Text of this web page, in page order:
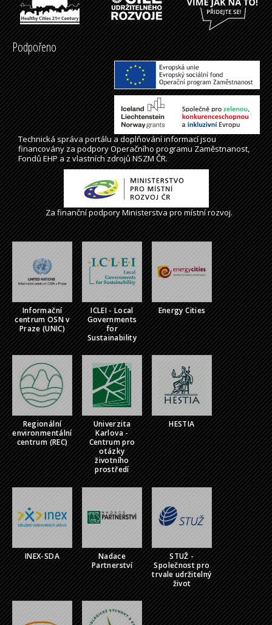
Podpořeno
Technická správaportálua doplňování informací jsou
financovány za podpory Operačního programu Zaměstnanost,
Fondů EHP a z vlastních zdrojů NSZM ČR.
Za finanční podpory Ministerstva pro místní rozvoj.
Informační
centrum OSN v
Praze (UNIC)
ICLEI - Local
Governments
for
Sustainability
Energy Cities
Regionální
environmentální
centrum (REC)
Univerzita
Karlova -
Centrum pro
otázky
životního
prostředí
HESTIA
INEX-SDA
Nadace
Partnerství
STUŽ -
Společnost pro
trvale udržitelný
život